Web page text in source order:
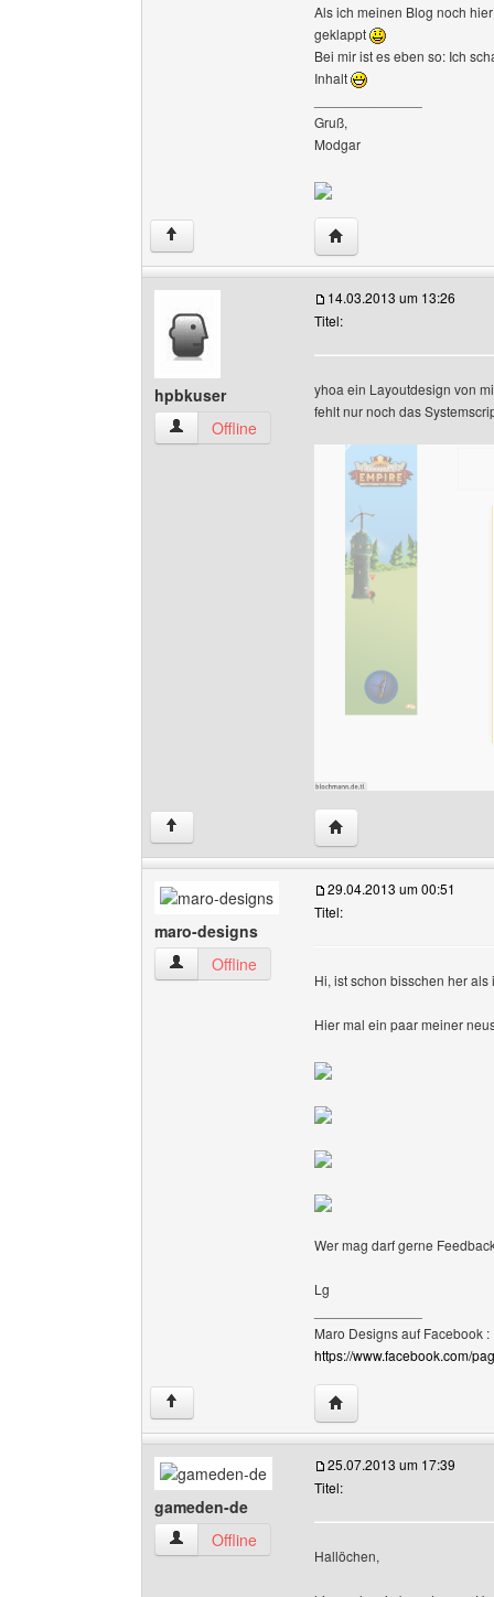
Als ich meinen Blog noch
geklappt
Bei mir ist es eben so: Ich
Inhalt
Gruß,
Modgar
↑ Website dieses
hpbkuser
hpbkuser Benutzer-Profile anzeigen
Offline
14.03.2013 um 13:26
Titel:
yhoa ein Layoutdesign von
fehlt nur noch das
↑ Website dieses
maro-designs
maro-designs Benutzer-Profile anzeigen
Offline
29.04.2013 um 00:51
Titel:
Hi, ist schon bisschen her
Hier mal ein paar meiner
Wer mag darf gerne
Lg
Maro Designs auf Facebook :
https://www.facebook.com/
↑ Website dieses
gameden-de
gameden-de Benutzer-Profile anzeigen
Offline
25.07.2013 um 17:39
Titel:
Hallöchen,